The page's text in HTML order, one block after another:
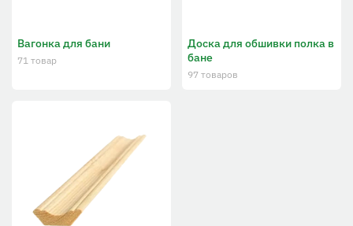
Вагонка для бани
71 товар
Доска для обшивки полка в
бане
97 товаров